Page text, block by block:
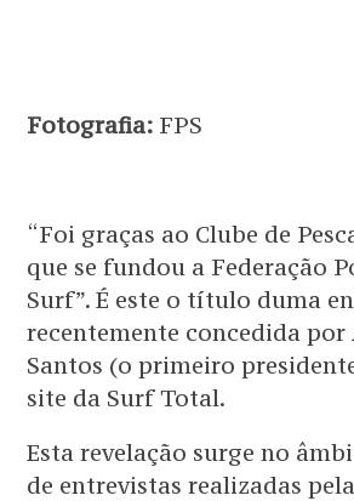
Fotografia: FPS
“Foi graças ao Clube de
que se fundou a Federação
Surf”. É este o título duma
recentemente concedida por
Santos (o primeiro
site da Surf Total.
Esta revelação surge no
de entrevistas realizadas